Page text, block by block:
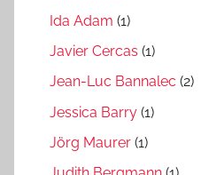
Ida Adam (1)
Javier Cercas (1)
Jean-Luc Bannalec (2)
Jessica Barry (1)
Jörg Maurer (1)